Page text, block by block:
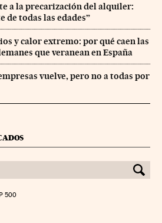
a la precarización del alquiler:
de todas las edades”
y calor extremo: por qué caen las
que veranean en España
vuelve, pero no a todas por
500